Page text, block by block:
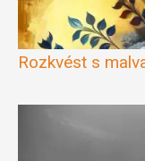
Rozkvést s